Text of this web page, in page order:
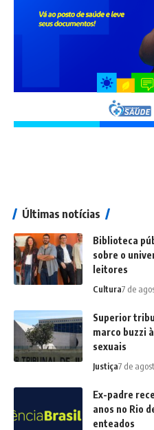
Últimas notícias
Biblioteca
sobre o
leitores
Cultura7 de
Superior
marco buzzi
sexuais
Justiça7 de
Ex-padre
anos no Rio
enteados